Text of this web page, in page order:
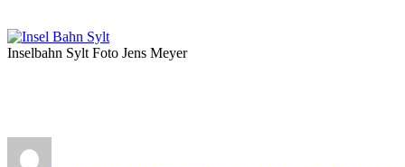
Inselbahn Sylt Foto Jens Meyer